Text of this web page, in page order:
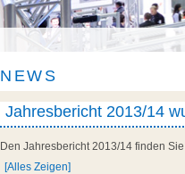
NEWS
Jahresbericht 2013/14
Den Jahresbericht 2013/14 finden
[Alles Zeigen]